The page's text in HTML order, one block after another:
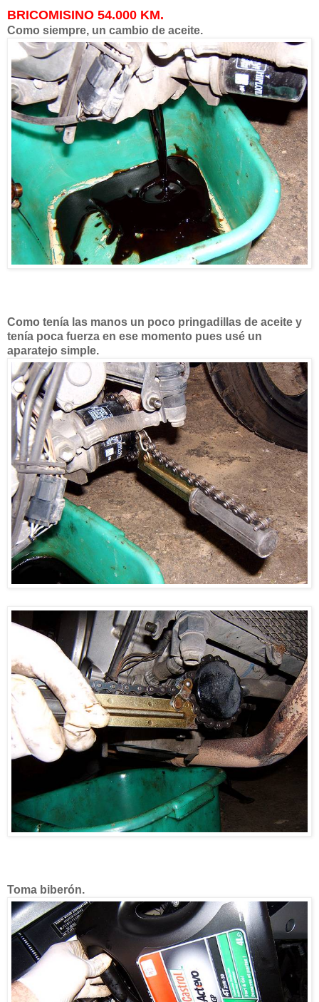
BRICOMISINO 54.000 KM.
Como siempre, un cambio de aceite.
Como tenía las manos un poco pringadillas de aceite y
tenía poca fuerza en ese momento pues usé un
aparatejo simple.
Toma biberón.